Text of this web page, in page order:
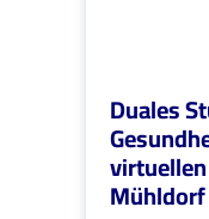
Duales
Mühldorf